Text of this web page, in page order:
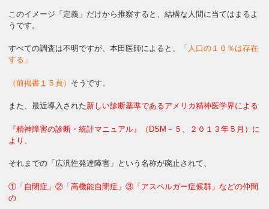
このイメージ「定義」だけから推察すると、結構な人間に当てはまるよ
うです。
すべての調査は不明ですが、本田医師によると、
「人口の１０％は存在
する」
（前掲書１５頁） そうです。
また、最近導入された新しい診断基準であるアメリカ精神医学界による
『精神障害の診断・統計マニュアル』（DSM－５、２０１３年５月）に
より、
それまでの「広汎性発達障害」という名称が廃止されて、
①「自閉症」②「高機能自閉症」③「アスペルガー症候群」などの仲間
の